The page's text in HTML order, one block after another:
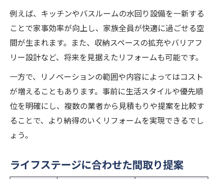
例えば、キッチンやバスルームの水回り設備を一新する
ことで家事効率が向上し、家族全員が快適に過ごせる空
間が生まれます。また、収納スペースの拡充やバリアフ
リー設計など、将来を見据えたリフォームも可能です。
一方で、リノベーションの範囲や内容によってはコスト
が増えることもあります。事前に生活スタイルや優先順
位を明確にし、複数の業者から見積もりや提案を比較す
ることで、より納得のいくリフォームを実現できるでし
ょう。
ライフステージに合わせた間取り提案